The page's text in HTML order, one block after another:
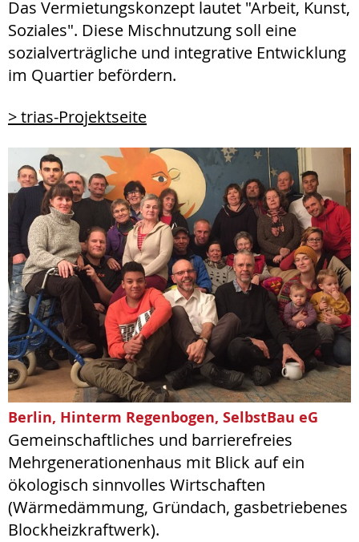
Das Vermietungskonzept lautet "Arbeit, Kunst,
Soziales". Diese Mischnutzung soll eine
sozialverträgliche und integrative Entwicklung
im Quartier befördern.
> trias-Projektseite
Berlin, Hinterm Regenbogen, SelbstBau eG
Gemeinschaftliches und barrierefreies
Mehrgenerationenhaus mit Blick auf ein
ökologisch sinnvolles Wirtschaften
(Wärmedämmung, Gründach, gasbetriebenes
Blockheizkraftwerk).